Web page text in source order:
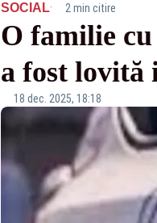
SOCIAL· 2 min citire
O familie
a fost lovită
18 dec. 2025, 18:18